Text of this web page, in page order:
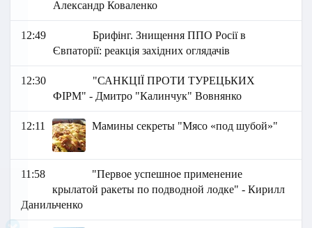
Александр Коваленко
12:49
Брифінг. Знищення ППО Росії в
Євпаторії: реакція західних оглядачів
12:30
"САНКЦІЇ ПРОТИ ТУРЕЦЬКИХ
ФІРМ" - Дмитро "Калинчук" Вовнянко
12:11 Мамины секреты "Мясо «под шубой»"
11:58
"Первое успешное применение
крылатой ракеты по подводной лодке" - Кирилл
Данильченко